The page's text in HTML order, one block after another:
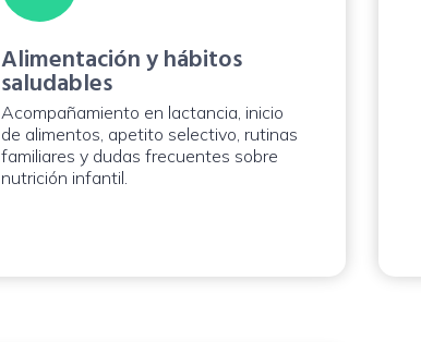
Alimentación y hábitos
saludables
Acompañamiento en lactancia, inicio
de alimentos, apetito selectivo, rutinas
familiares y dudas frecuentes sobre
nutrición infantil.